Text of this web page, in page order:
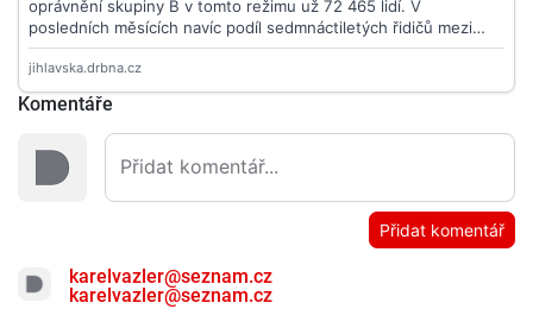
Komentáře
Přidat komentář
karelvazler@seznam.cz
karelvazler@seznam.cz